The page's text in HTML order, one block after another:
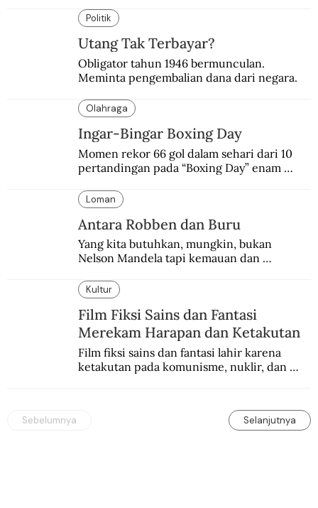
silam.
Politik
Utang Tak Terbayar?
Obligator tahun 1946 bermunculan.
Meminta pengembalian dana dari negara.
Olahraga
Ingar-Bingar Boxing Day
Momen rekor 66 gol dalam sehari dari 10
pertandingan pada “Boxing Day” enam
Manchester United 6-1.
Loman
Antara Robben dan Buru
Yang kita butuhkan, mungkin, bukan
Nelson Mandela tapi kemauan dan
dengan berbagai cara yang bisa memenuhi
rasa keadilan.
Kultur
Film Fiksi Sains dan Fantasi
Merekam Harapan dan Ketakutan
Film fiksi sains dan fantasi lahir karena
ketakutan pada komunisme, nuklir, dan
Sebelumnya Selanjutnya